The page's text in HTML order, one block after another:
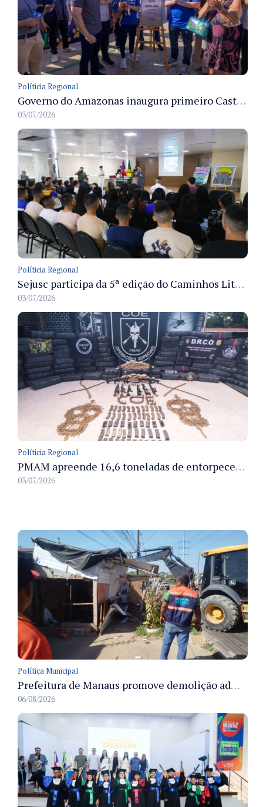
Políticia Regional
Governo do Amazonas inaugura primeiro Castramóvel Fluvial para atendimento veterinário às comunidades ribeirinhas e castração gratuita
03/07/2026
Políticia Regional
Sejusc participa da 5ª edição do Caminhos Literários com foco na cultura hip-hop nas unidades socioeducativas
03/07/2026
Políticia Regional
PMAM apreende 16,6 toneladas de entorpecentes e registra aumento nas prisões em flagrante e nas capturas de foragidos no primeiro semestre de 2026
03/07/2026
Política Municipal
Prefeitura de Manaus promove demolição administrativa de cinco estruturas que ocupavam calçada pública
06/08/2026